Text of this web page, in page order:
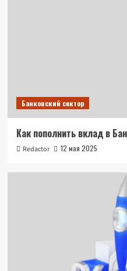
Банковский сектор
Как пополнить вклад в
Redactor 12 мая 2025